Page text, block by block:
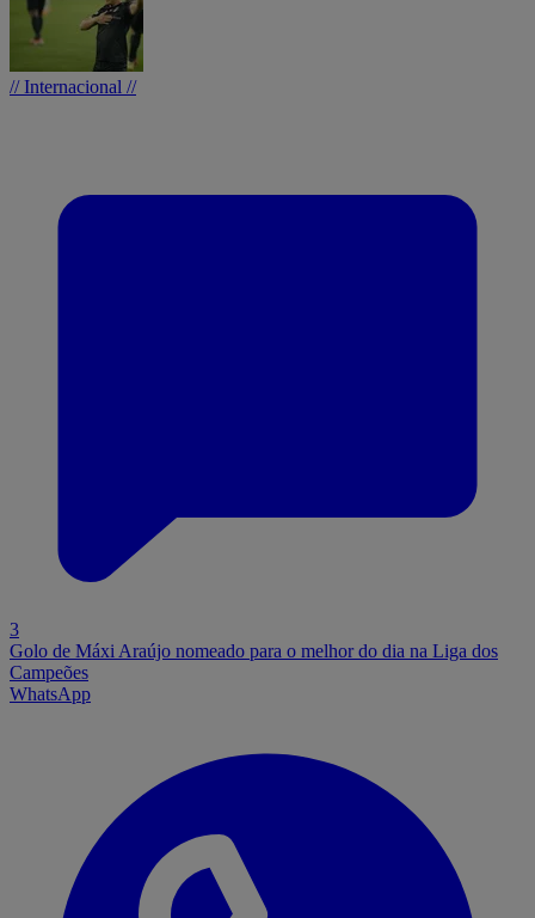
// Internacional //
3
Golo de Máxi Araújo nomeado para o melhor do dia na Liga dos
Campeões
WhatsApp